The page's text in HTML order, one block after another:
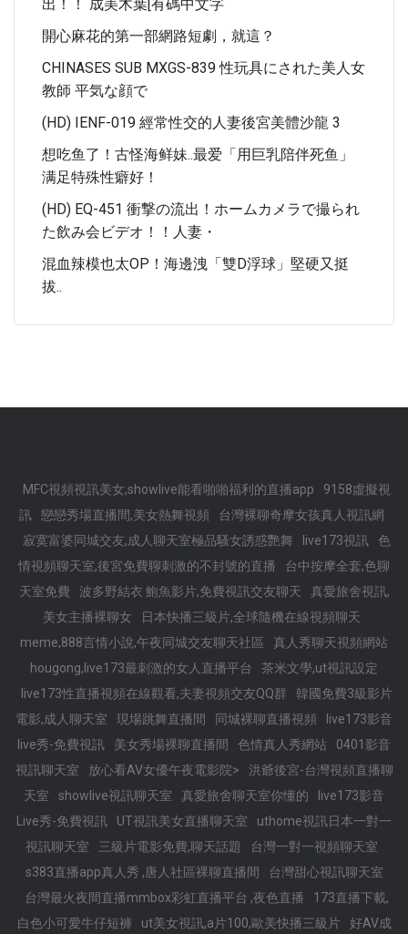
出！！ 成美木葉[有碼中文字
開心麻花的第一部網路短劇，就這？
CHINASES SUB MXGS-839 性玩具にされた美人女
教師 平気な顔で
(HD) IENF-019 經常性交的人妻後宮美體沙龍 3
想吃鱼了！古怪海鲜妹..最爱「用巨乳陪伴死鱼」
满足特殊性癖好！
(HD) EQ-451 衝撃の流出！ホームカメラで撮られ
た飲み会ビデオ！！人妻・
混血辣模也太OP！海邊洩「雙D浮球」堅硬又挺
拔..
MFC視頻視訊美女,showlive能看啪啪福利的直播app
9158虛擬視
訊
戀戀秀場直播間,美女熱舞視頻
台灣裸聊奇摩女孩真人視訊網
寂寞富婆同城交友,成人聊天室極品騷女誘惑艷舞
live173視訊
色
情視頻聊天室,後宮免費聊刺激的不封號的直播
台中按摩全套,色聊
天室免費
波多野結衣 鮑魚影片,免費視訊交友聊天
真愛旅舍視訊,
美女主播裸聊女
日本快播三級片,全球隨機在線視頻聊天
meme,888言情小說,午夜同城交友聊天社區
真人秀聊天視頻網站
hougong,live173最刺激的女人直播平台
茶米文學,ut視訊設定
live173性直播視頻在線觀看,夫妻視頻交友QQ群
韓國免費3級影片
電影,成人聊天室
現場跳舞直播間 同城裸聊直播視頻
live173影音
live秀-免費視訊
美女秀場裸聊直播間 色情真人秀網站
0401影音
視訊聊天室
放心看AV女優午夜電影院>
洪爺後宮-台灣視頻直播聊
天室
showlive視訊聊天室 真愛旅舍聊天室你懂的
live173影音
Live秀-免費視訊
UT視訊美女直播聊天室
uthome視訊日本一對一
視訊聊天室
三級片電影免費,聊天話題
台灣一對一視頻聊天室
s383直播app真人秀 ,唐人社區裸聊直播間
台灣甜心視訊聊天室
台灣最火夜間直播mmbox彩虹直播平台 ,夜色直播
173直播下載,
白色小可愛牛仔短褲
ut美女視訊,a片100,歐美快播三級片 好AV成